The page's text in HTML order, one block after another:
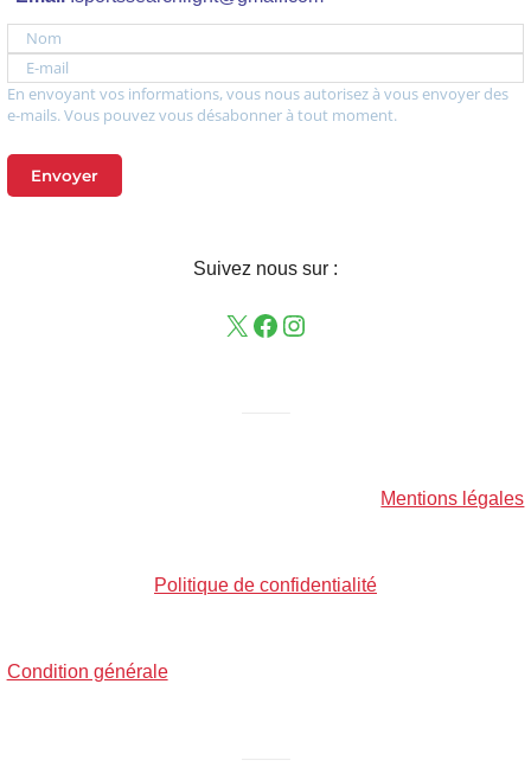
Nom
E-mail
En envoyant vos informations, vous nous autorisez à vous envoyer des
e-mails. Vous pouvez vous désabonner à tout moment.
Envoyer
Suivez nous sur :
Mentions légales
Politique de confidentialité
Condition générale